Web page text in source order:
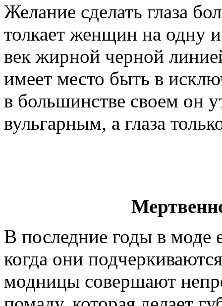
Желание сделать глаза
толкает женщин на одну
век жирной черной
имеет место быть в
в большинстве своем он
вульгарным, а глаза
В последние годы в моде
когда они
модницы совершают